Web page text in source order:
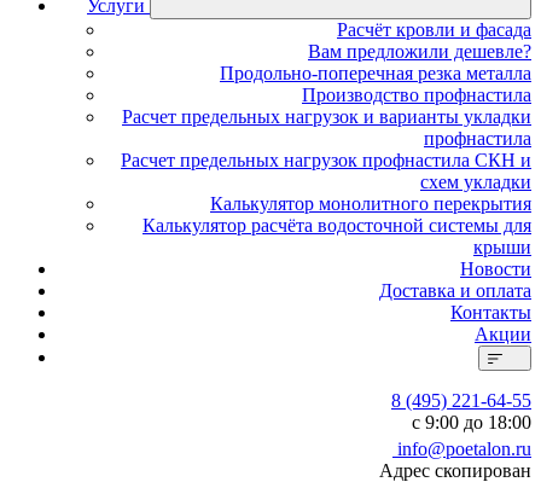
Услуги
Расчёт кровли и фасада
Вам предложили дешевле?
Продольно-поперечная резка металла
Производство профнастила
Расчет предельных нагрузок и варианты укладки
профнастила
Расчет предельных нагрузок профнастила СКН и
схем укладки
Калькулятор монолитного перекрытия
Калькулятор расчёта водосточной системы для
крыши
Новости
Доставка и оплата
Контакты
Акции
8 (495) 221-64-55
с 9:00 до 18:00
info@poetalon.ru
Адрес скопирован